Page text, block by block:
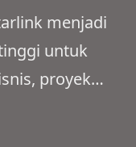
menjadi
untuk
proyek
lokasi